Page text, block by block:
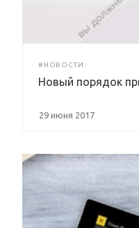
#НОВОСТИ
Новый порядок
29 июня 2017